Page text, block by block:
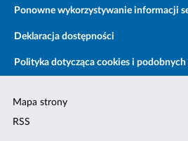
Ponowne wykorzystywanie informacji
Deklaracja dostępności
Polityka dotycząca cookies i
Mapa strony
RSS